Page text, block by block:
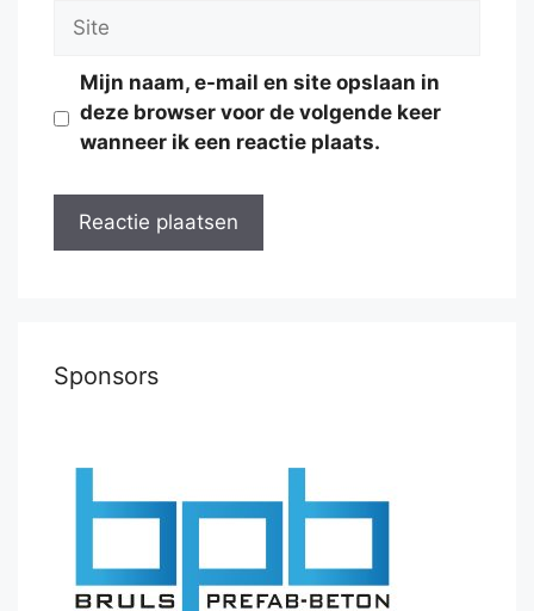
Site
Mijn naam, e-mail en site opslaan in
deze browser voor de volgende keer
wanneer ik een reactie plaats.
Sponsors